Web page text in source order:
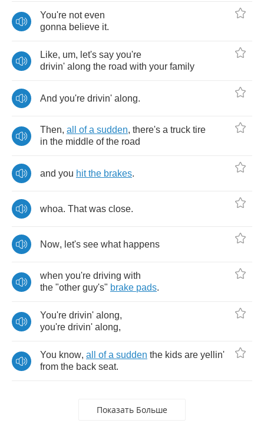
You're not even
gonna believe it.
Like, um, let's say you're
drivin' along the road with your family
And you're drivin' along.
Then, all of a sudden, there's a truck tire
in the middle of the road
and you hit the brakes.
whoa. That was close.
Now, let's see what happens
when you're driving with
the "other guy's" brake pads.
You're drivin' along,
you're drivin' along,
You know, all of a sudden the kids are yellin'
from the back seat.
Показать Больше